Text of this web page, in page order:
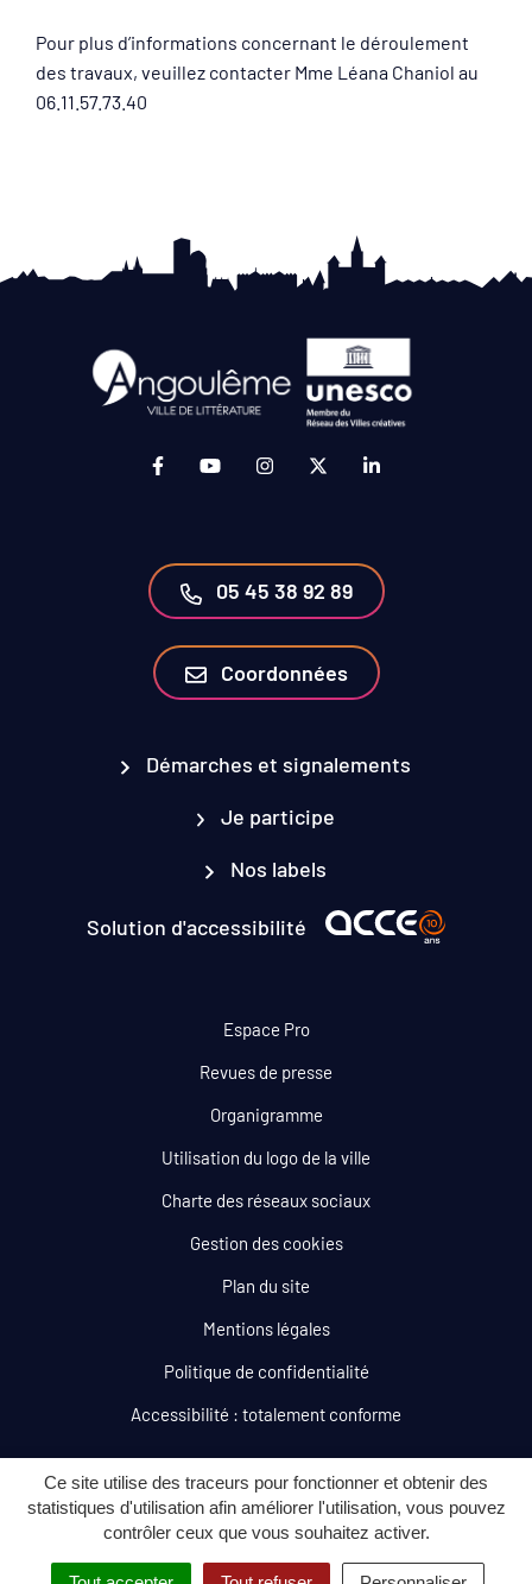
Ce site utilise des traceurs pour fonctionner et obtenir des
statistiques d'utilisation afin améliorer l'utilisation, vous pouvez
contrôler ceux que vous souhaitez activer.
Pour plus d’informations concernant le déroulement
des travaux, veuillez contacter Mme Léana Chaniol au
06.11.57.73.40
Lien vers le compte Facebook (ouverture
Lien vers la chaîne Youtube
Lien vers le compte
Lien vers le compte
Lien vers le
05 45 38 92 89
Coordonnées
Démarches et signalements
Je participe
Nos labels
Solution d'accessibilité
Espace Pro
Revues de presse
Organigramme
Utilisation du logo de la ville
Charte des réseaux sociaux
Gestion des cookies
Plan du site
Mentions légales
Politique de confidentialité
Accessibilité : totalement conforme